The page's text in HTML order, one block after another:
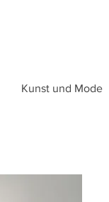
Kunst und Mode